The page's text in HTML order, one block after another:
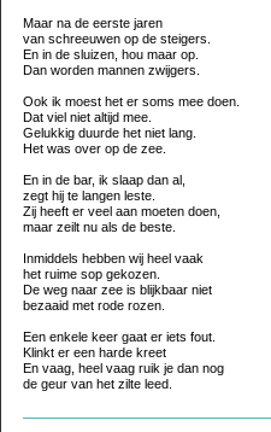
Maar na de eerste jaren
van schreeuwen op de steigers.
En in de sluizen, hou maar op.
Dan worden mannen zwijgers.
Ook ik moest het er soms mee doen.
Dat viel niet altijd mee.
Gelukkig duurde het niet lang.
Het was over op de zee.
En in de bar, ik slaap dan al,
zegt hij te langen leste.
Zij heeft er veel aan moeten doen,
maar zeilt nu als de beste.
Inmiddels hebben wij heel vaak
het ruime sop gekozen.
De weg naar zee is blijkbaar niet
bezaaid met rode rozen.
Een enkele keer gaat er iets fout.
Klinkt er een harde kreet
En vaag, heel vaag ruik je dan nog
de geur van het zilte leed.